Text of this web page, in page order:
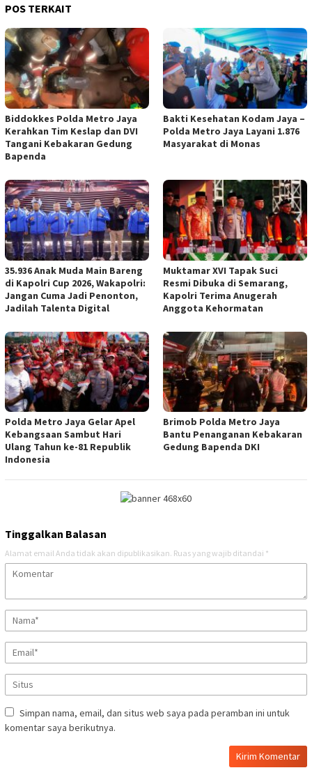
POS TERKAIT
Biddokkes Polda Metro Jaya
Kerahkan Tim Keslap dan DVI
Tangani Kebakaran Gedung
Bapenda
Bakti Kesehatan Kodam Jaya –
Polda Metro Jaya Layani 1.876
Masyarakat di Monas
35.936 Anak Muda Main Bareng
di Kapolri Cup 2026, Wakapolri:
Jangan Cuma Jadi Penonton,
Jadilah Talenta Digital
Muktamar XVI Tapak Suci
Resmi Dibuka di Semarang,
Kapolri Terima Anugerah
Anggota Kehormatan
Polda Metro Jaya Gelar Apel
Kebangsaan Sambut Hari
Ulang Tahun ke-81 Republik
Indonesia
Brimob Polda Metro Jaya
Bantu Penanganan Kebakaran
Gedung Bapenda DKI
Tinggalkan Balasan
Alamat email Anda tidak akan dipublikasikan. Ruas yang wajib ditandai *
Simpan nama, email, dan situs web saya pada peramban ini untuk
komentar saya berikutnya.